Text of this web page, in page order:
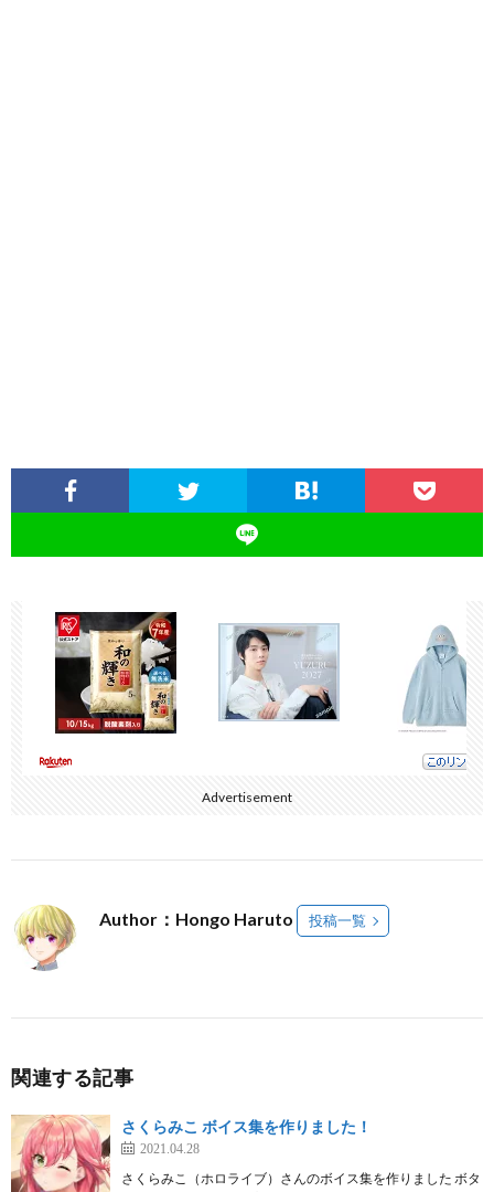
Advertisement
Author：Hongo Haruto 投稿一覧
関連する記事
さくらみこ ボイス集を作りました！
2021.04.28
さくらみこ（ホロライブ）さんのボイス集を作りました ボタ